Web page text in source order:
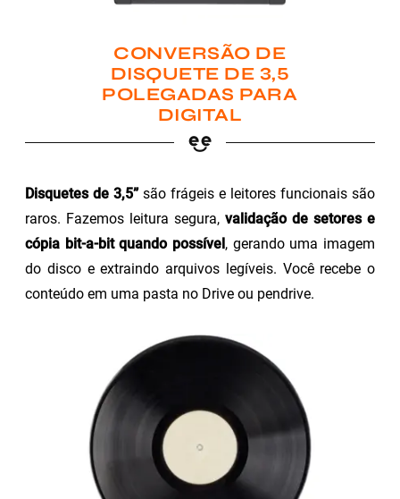
CONVERSÃO DE
DISQUETE DE 3,5
POLEGADAS PARA
DIGITAL
Disquetes de 3,5”são frágeis e leitores funcionais são
raros. Fazemos leitura segura, validação de setores e
cópia bit-a-bit quando possível, gerando uma imagem
do disco e extraindo arquivos legíveis. Você recebe o
conteúdo em uma pasta no Drive ou pendrive.